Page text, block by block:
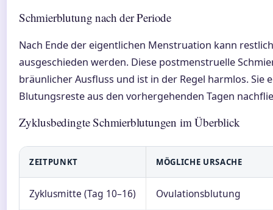
Schmierblutung nach der Periode
Nach Ende der eigentlichen Menstruation kann
ausgeschieden werden. Diese postmenstruelle
bräunlicher Ausfluss und ist in der Regel harmlos. Sie
Blutungsreste aus den vorhergehenden Tagen
Zyklusbedingte Schmierblutungen im Überblick
ZEITPUNKT MÖGLICHE URSACHE
Zyklusmitte (Tag 10–16) Ovulationsblutung